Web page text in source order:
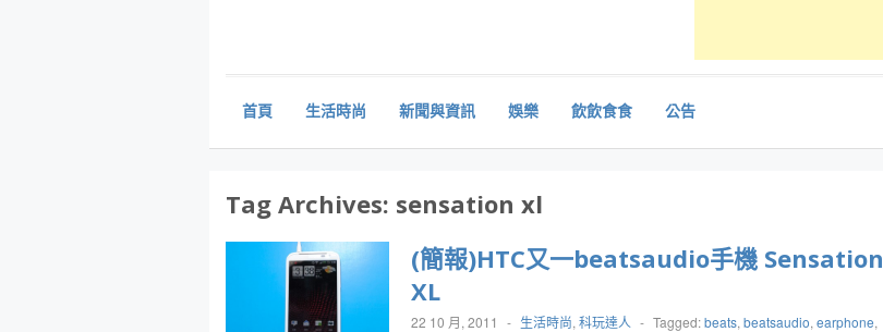
首頁 生活時尚 新聞與資訊 娛樂 飲飲食食 公告
Tag Archives: sensation xl
(簡報)HTC又一beatsaudio手機 Sensation
XL
22 10 月, 2011 - 生活時尚, 科玩達人 - Tagged:beats, beatsaudio, earphone,